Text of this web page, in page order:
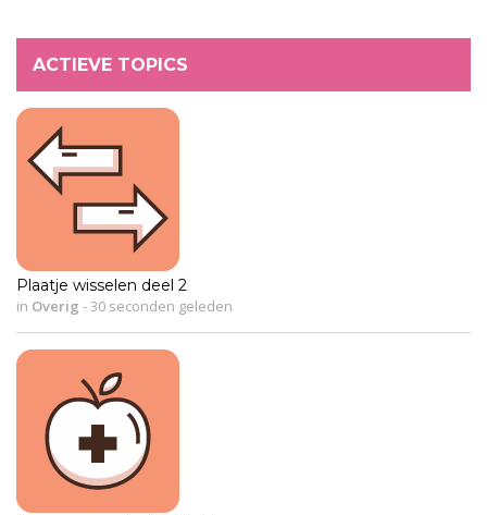
ACTIEVE TOPICS
Plaatje wisselen deel 2
in Overig - 30 seconden geleden